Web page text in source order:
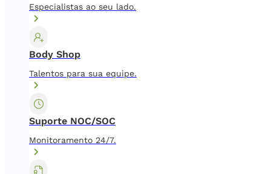
Especialistas ao seu lado.
Body Shop
Talentos para sua equipe.
Suporte NOC/SOC
Monitoramento 24/7.